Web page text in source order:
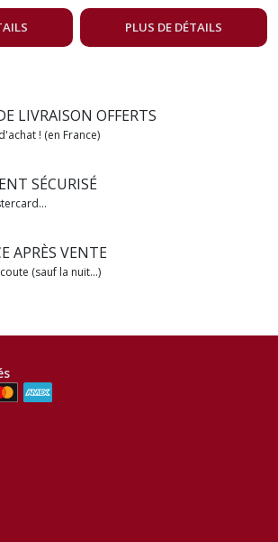
PLUS DE DÉTAILS
LIVRAISON OFFERTS
! (en France)
SÉCURISÉ
APRÈS VENTE
(sauf la nuit...)